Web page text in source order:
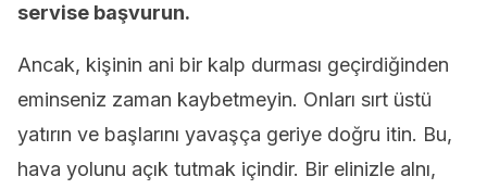
servise başvurun.
Ancak, kişinin ani bir kalp durması geçirdiğinden
eminseniz zaman kaybetmeyin. Onları sırt üstü
yatırın ve başlarını yavaşça geriye doğru itin. Bu,
hava yolunu açık tutmak içindir. Bir elinizle alnı,